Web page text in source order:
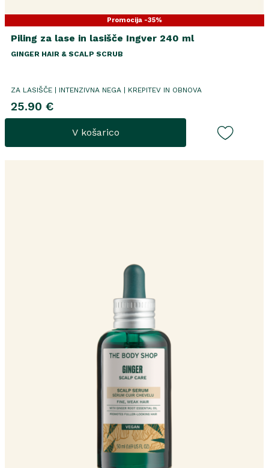
Promocija -35%
Piling za lase in lasišče Ingver 240 ml
GINGER HAIR & SCALP SCRUB
ZA LASIŠČE | INTENZIVNA NEGA | KREPITEV IN OBNOVA
25.90 €
V košarico